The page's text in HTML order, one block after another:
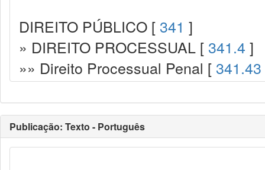
DIREITO PÚBLICO [ 341 ]
» DIREITO PROCESSUAL [ 341.4 ]
»» Direito Processual Penal [ 341.43
Publicação: Texto - Português